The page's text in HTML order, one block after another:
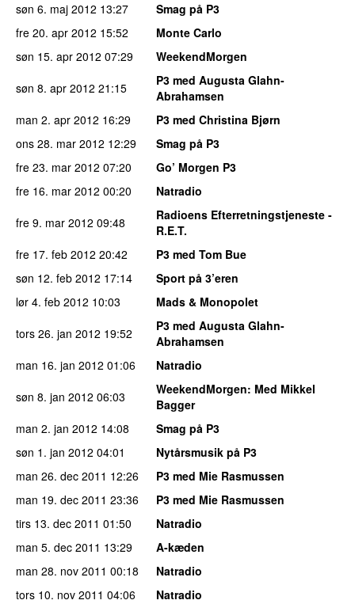
søn 6. maj 2012 13:27
Smag på P3
fre 20. apr 2012 15:52
Monte Carlo
søn 15. apr 2012 07:29
WeekendMorgen
søn 8. apr 2012 21:15
P3 med Augusta Glahn-
Abrahamsen
man 2. apr 2012 16:29
P3 med Christina Bjørn
ons 28. mar 2012 12:29
Smag på P3
fre 23. mar 2012 07:20
Go’ Morgen P3
fre 16. mar 2012 00:20
Natradio
fre 9. mar 2012 09:48
Radioens Efterretningstjeneste -
R.E.T.
fre 17. feb 2012 20:42
P3 med Tom Bue
søn 12. feb 2012 17:14
Sport på 3’eren
lør 4. feb 2012 10:03
Mads & Monopolet
tors 26. jan 2012 19:52
P3 med Augusta Glahn-
Abrahamsen
man 16. jan 2012 01:06
Natradio
søn 8. jan 2012 06:03 WeekendMorgen: Med Mikkel
Bagger
man 2. jan 2012 14:08
Smag på P3
søn 1. jan 2012 04:01
Nytårsmusik på P3
man 26. dec 2011 12:26
P3 med Mie Rasmussen
man 19. dec 2011 23:36
P3 med Mie Rasmussen
tirs 13. dec 2011 01:50
Natradio
man 5. dec 2011 13:29
A-kæden
man 28. nov 2011 00:18
Natradio
tors 10. nov 2011 04:06
Natradio